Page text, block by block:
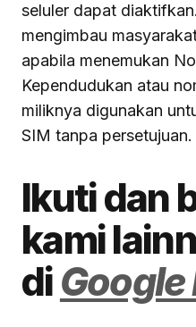
seluler dapat
mengimbau
apabila menemukan
Kependudukan atau
miliknya digunakan
SIM tanpa persetujuan.
Ikuti dan
kami
diGoogle